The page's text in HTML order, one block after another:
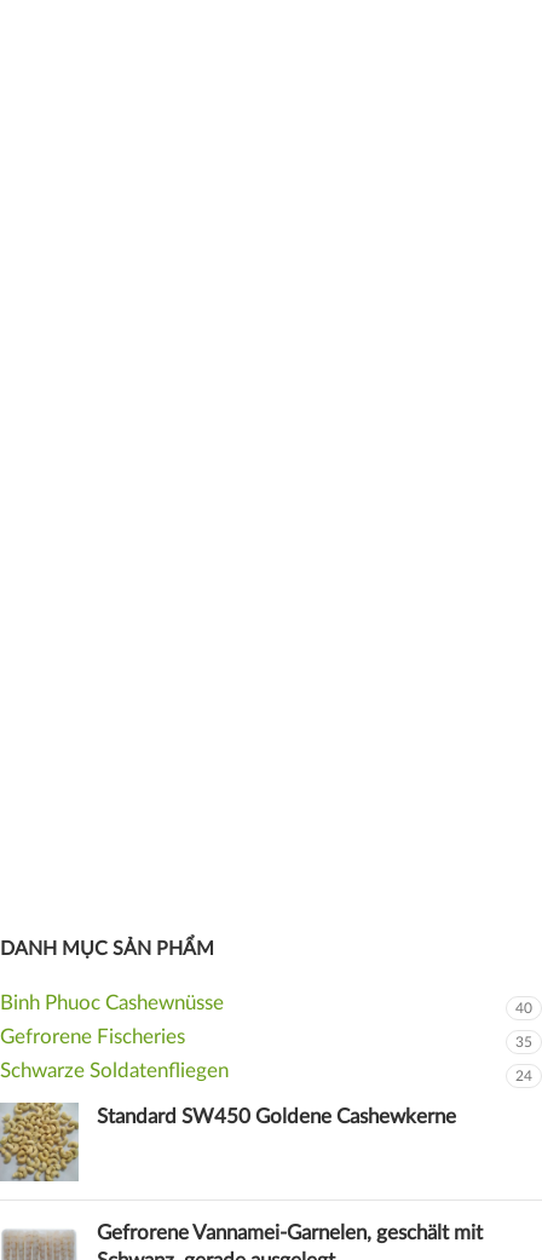
DANH MỤC SẢN PHẨM
Binh Phuoc Cashewnüsse 40
Gefrorene Fischeries 35
Schwarze Soldatenfliegen 24
Standard SW450 Goldene Cashewkerne
Gefrorene Vannamei-Garnelen, geschält mit